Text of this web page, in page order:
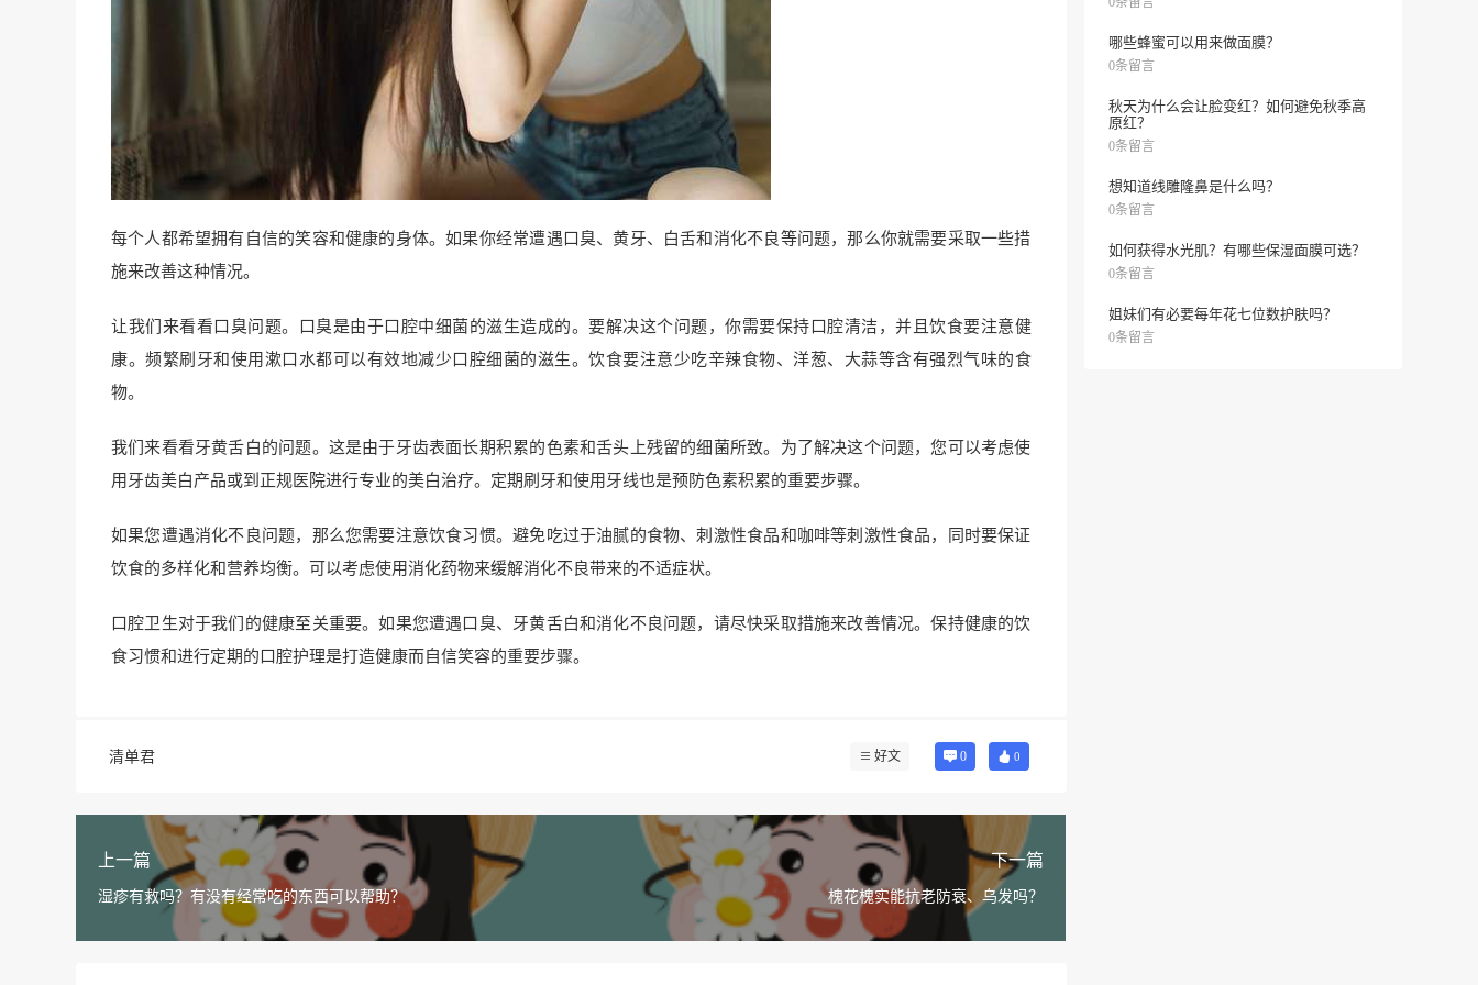
每个人都希望拥有自信的笑容和健康的身体。如果你经常遭遇口臭、黄牙、白舌和消化不良等问题，那么你就需要采取一些措
施来改善这种情况。
让我们来看看口臭问题。口臭是由于口腔中细菌的滋生造成的。要解决这个问题，你需要保持口腔清洁，并且饮食要注意健
康。频繁刷牙和使用漱口水都可以有效地减少口腔细菌的滋生。饮食要注意少吃辛辣食物、洋葱、大蒜等含有强烈气味的食
物。
我们来看看牙黄舌白的问题。这是由于牙齿表面长期积累的色素和舌头上残留的细菌所致。为了解决这个问题，您可以考虑使
用牙齿美白产品或到正规医院进行专业的美白治疗。定期刷牙和使用牙线也是预防色素积累的重要步骤。
如果您遭遇消化不良问题，那么您需要注意饮食习惯。避免吃过于油腻的食物、刺激性食品和咖啡等刺激性食品，同时要保证
饮食的多样化和营养均衡。可以考虑使用消化药物来缓解消化不良带来的不适症状。
口腔卫生对于我们的健康至关重要。如果您遭遇口臭、牙黄舌白和消化不良问题，请尽快采取措施来改善情况。保持健康的饮
食习惯和进行定期的口腔护理是打造健康而自信笑容的重要步骤。
清单君 好文 0 0
上一篇
湿疹有救吗？有没有经常吃的东西可以帮助？
下一篇
槐花槐实能抗老防衰、乌发吗？
哪些蜂蜜可以用来做面膜？
0条留言
秋天为什么会让脸变红？如何避免秋季高
原红？
0条留言
想知道线雕隆鼻是什么吗？
0条留言
如何获得水光肌？有哪些保湿面膜可选？
0条留言
姐妹们有必要每年花七位数护肤吗？
0条留言